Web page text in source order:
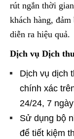
rút ngắn thời
khách hàng,
diễn ra hiệu quả.
Dịch vụ Dịch
Dịch vụ dịch
chính xác
24/24, 7
Sử dụng bộ
để tiết kiệm